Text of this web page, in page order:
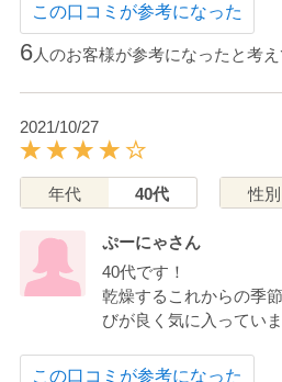
この口コミが参考になった
6人のお客様が参考になったと考
2021/10/27
年代 40代 性別
ぷーにゃさん
40代です！
乾燥するこれからの季
びが良く気に入っていま
この口コミが参考になった